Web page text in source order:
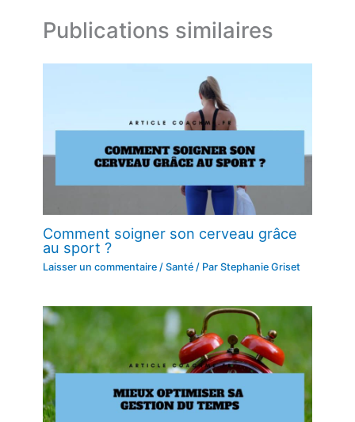
Publications similaires
Comment soigner son cerveau grâce
au sport ?
Laisser un commentaire /Santé / ParStephanie Griset